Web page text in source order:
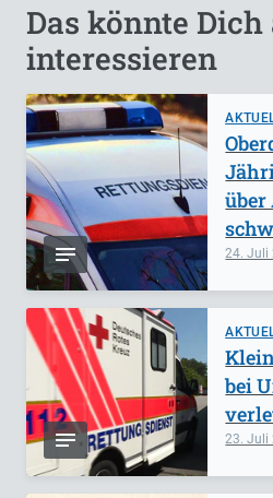
Das könnte Dich
interessieren
24. Juli
23. Juli
bei